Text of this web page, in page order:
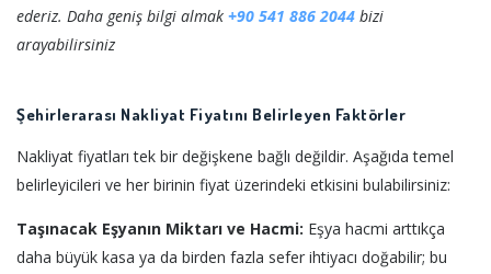
ederiz. Daha geniş bilgi almak +90 541 886 2044 bizi
arayabilirsiniz
Şehirlerarası Nakliyat Fiyatını Belirleyen Faktörler
Nakliyat fiyatları tek bir değişkene bağlı değildir. Aşağıda temel
belirleyicileri ve her birinin fiyat üzerindeki etkisini bulabilirsiniz:
Taşınacak Eşyanın Miktarı ve Hacmi: Eşya hacmi arttıkça
daha büyük kasa ya da birden fazla sefer ihtiyacı doğabilir; bu